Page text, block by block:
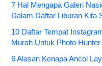
7 Hal Mengapa Galeri
Dalam Daftar Liburan Kita
10 Daftar Tempat
Murah Untuk Photo
6 Alasan Kenapa Ancol